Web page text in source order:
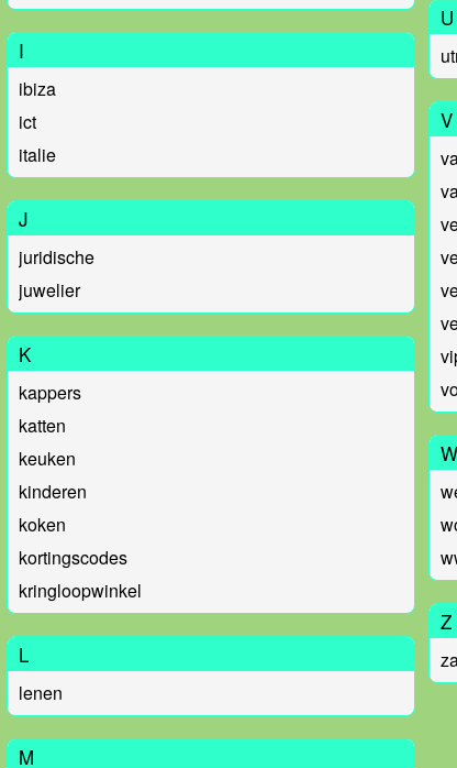
I
ibiza
ict
italie
J
juridische
juwelier
K
kappers
katten
keuken
kinderen
koken
kortingscodes
kringloopwinkel
L
lenen
M
U
V
W
Z